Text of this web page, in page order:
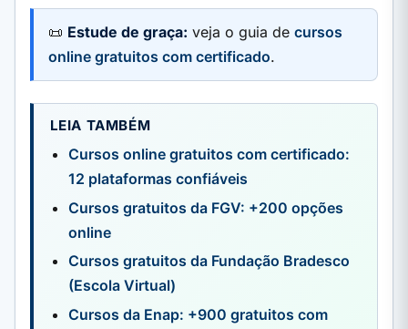
📜 Estude de graça: veja o guia de cursos
online gratuitos com certificado.
LEIA TAMBÉM
Cursos online gratuitos com certificado:
12 plataformas confiáveis
Cursos gratuitos da FGV: +200 opções
online
Cursos gratuitos da Fundação Bradesco
(Escola Virtual)
Cursos da Enap: +900 gratuitos com